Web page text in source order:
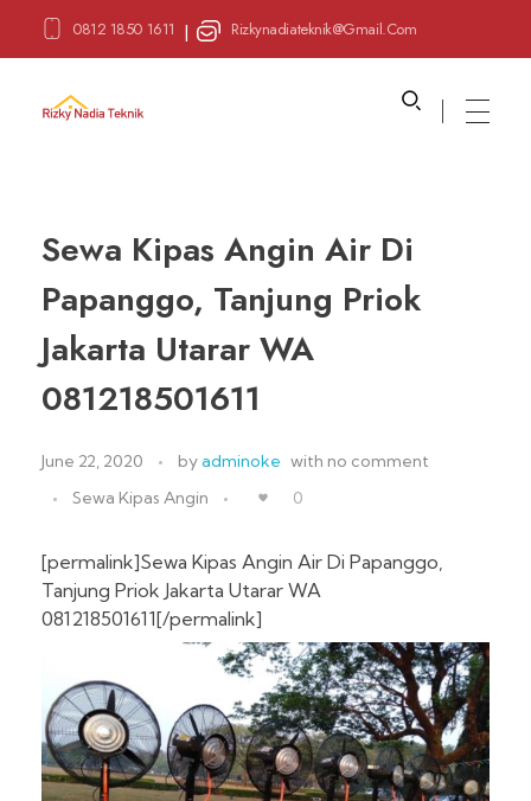
0812 1850 1611 | Rizkynadiateknik@gmail.com
Sewa Kipas Angin Air Di
Papanggo, Tanjung Priok
Jakarta Utarar WA
081218501611
June 22, 2020 byadminoke with no comment
Sewa Kipas Angin
0
[permalink]Sewa Kipas Angin Air Di Papanggo,
Tanjung Priok Jakarta Utarar WA
081218501611[/permalink]